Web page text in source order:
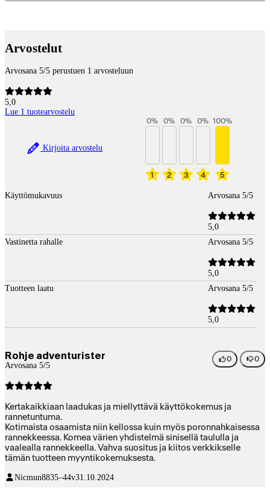
Arvostelut
Arvosana 5/5 perustuen 1 arvosteluun
5,0
Lue 1 tuotearvostelu
Kirjoita arvostelu
1
0%
2
0%
3
0%
4
0%
5
100%
Käyttömukavuus Arvosana 5/5
5,0
Vastinetta rahalle
Arvosana 5/5
5,0
Tuotteen laatu
Arvosana 5/5
5,0
Rohje adventurister
Arvosana 5/5
0 0
Kertakaikkiaan laadukas ja miellyttävä käyttökokemus ja
rannetuntuma.
Kotimaista osaamista niin kellossa kuin myös poronnahkaisessa
rannekkeessa. Komea värien yhdistelmä sinisellä taululla ja
vaalealla rannekkeella. Vahva suositus ja kiitos verkkikselle
tämän tuotteen myyntikokemuksesta.
Nicmun8835–44v31.10.2024